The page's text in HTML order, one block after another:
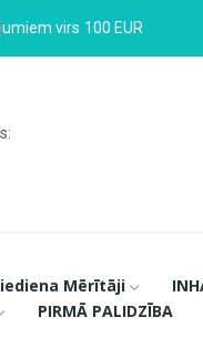
virs 100 EUR
Mērītāji
PIRMĀ PALIDZĪBA